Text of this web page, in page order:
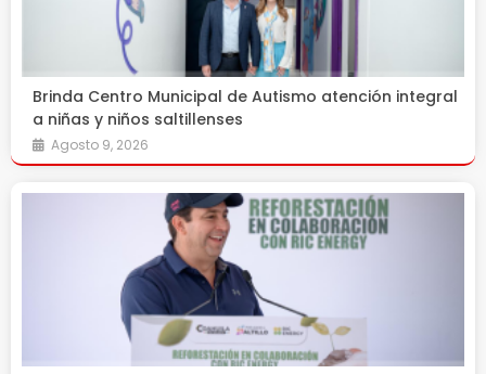
Brinda Centro Municipal de Autismo atención integral
a niñas y niños saltillenses
Agosto 9, 2026